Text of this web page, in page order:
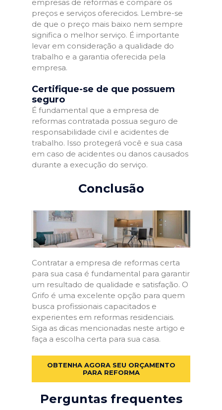
empresas de reformas e compare os
preços e serviços oferecidos. Lembre-se
de que o preço mais baixo nem sempre
significa o melhor serviço. É importante
levar em consideração a qualidade do
trabalho e a garantia oferecida pela
empresa.
Certifique-se de que possuem
seguro
É fundamental que a empresa de
reformas contratada possua seguro de
responsabilidade civil e acidentes de
trabalho. Isso protegerá você e sua casa
em caso de acidentes ou danos causados
durante a execução do serviço.
Conclusão
Contratar a empresa de reformas certa
para sua casa é fundamental para garantir
um resultado de qualidade e satisfação. O
Grifo é uma excelente opção para quem
busca profissionais capacitados e
experientes em reformas residenciais.
Siga as dicas mencionadas neste artigo e
faça a escolha certa para sua casa.
OBTENHA AGORA SEU ORÇAMENTO
PARA REFORMA
Perguntas frequentes